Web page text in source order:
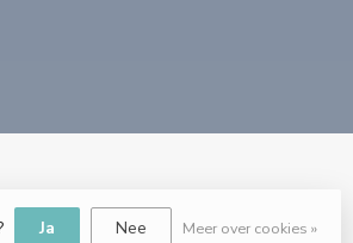
Ja Nee Meer over cookies »